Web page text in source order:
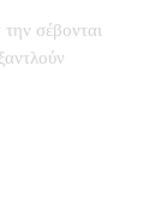
σέβονται